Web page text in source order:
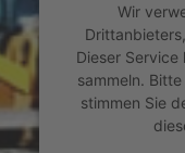
Wir
Dieser
sammeln.
stimmen Sie